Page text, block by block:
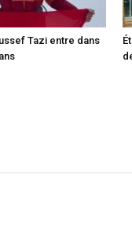
Tazi entre dans